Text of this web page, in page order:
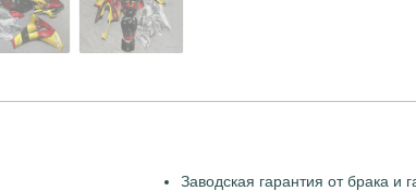
Заводская гарантия от брака и